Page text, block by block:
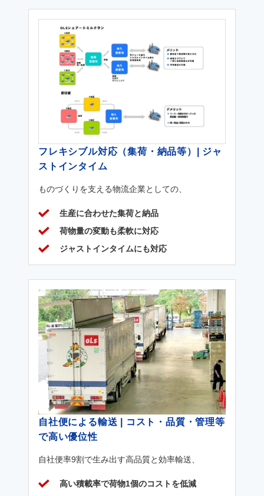
フレキシブル対応（集荷・納品等）| ジャ
ストインタイム
ものづくりを支える物流企業としての、
生産に合わせた集荷と納品
荷物量の変動も柔軟に対応
ジャストインタイムにも対応
自社便による輸送 | コスト・品質・管理等
で高い優位性
自社便率9割で生み出す高品質と効率輸送、
高い積載率で荷物1個のコストを低減